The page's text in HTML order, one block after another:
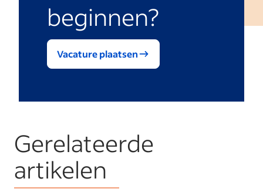
beginnen?
Vacature plaatsen
Gerelateerde
artikelen